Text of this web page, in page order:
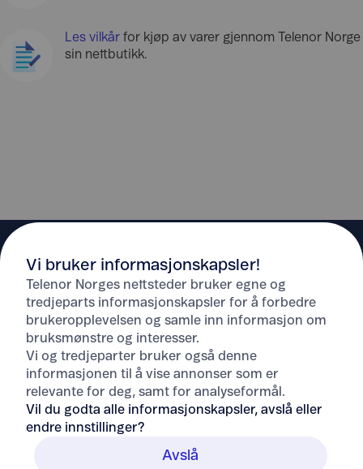
Les vilkår for kjøp av varer gjennom Telenor Norge
sin nettbutikk.
Hjelp
Om Telenor
Vi bruker informasjonskapsler!
Telenor Norges nettsteder bruker egne og
tredjeparts informasjonskapsler for å forbedre
brukeropplevelsen og samle inn informasjon om
bruksmønstre og interesser.
Vi og tredjeparter bruker også denne
informasjonen til å vise annonser som er
relevante for deg, samt for analyseformål.
Vil du godta alle informasjonskapsler, avslå eller
endre innstillinger?
Avslå